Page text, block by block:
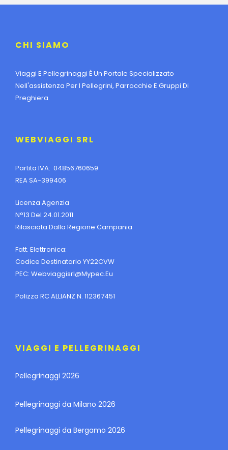
CHI SIAMO
Viaggi E Pellegrinaggi È Un Portale Specializzato
Nell'assistenza Per I Pellegrini, Parrocchie E Gruppi Di
Preghiera.
WEBVIAGGI SRL
Partita IVA: 04856760659
REA SA-399406
Licenza Agenzia
N°13 Del 24.01.2011
Rilasciata Dalla Regione Campania
Fatt. Elettronica:
Codice Destinatario YY22CVW
PEC: Webviaggisrl@mypec.eu
Polizza RC ALLIANZ N. 112367451
VIAGGI E PELLEGRINAGGI
Pellegrinaggi 2026
Pellegrinaggi da Milano 2026
Pellegrinaggi da Bergamo 2026